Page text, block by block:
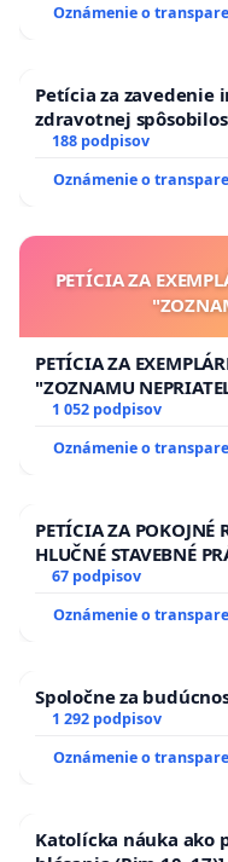
Oznámenie o
Petícia za zavedenie
zdravotnej
pri prijímaní do
188 podpisov
Oznámenie o
PETÍCIA ZA
PETÍCIA ZA
"ZOZNAMU
1 052 podpisov
Oznámenie o
PETÍCIA ZA POKOJNÉ
HLUČNÉ STAVEBNÉ
13.00 HOD., CEZ
ĎUMBIERSKEJ/MAGU
67 podpisov
Oznámenie o
Spoločne za
1 292 podpisov
Oznámenie o
Katolícka náuka ako